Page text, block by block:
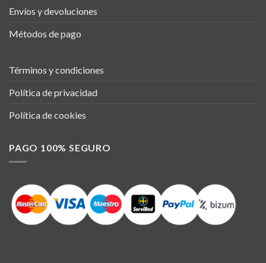
Envíos y devoluciones
Métodos de pago
Términos y condiciones
Política de privacidad
Política de cookies
PAGO 100% SEGURO